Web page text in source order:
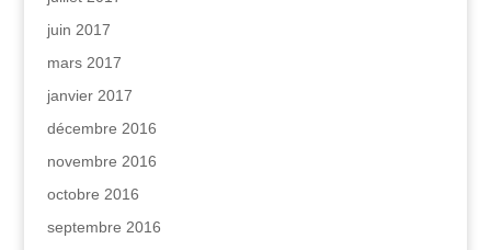
juin 2017
mars 2017
janvier 2017
décembre 2016
novembre 2016
octobre 2016
septembre 2016